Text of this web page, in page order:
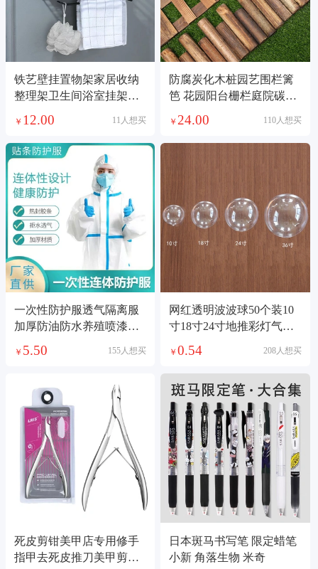
铁艺壁挂置物架家居收纳
整理架卫生间浴室挂架铁
￥ 12.00 11人想买
防腐炭化木桩园艺围栏篱
笆 花园阳台栅栏庭院碳化
￥ 24.00 110人想买
一次性防护服透气隔离服
加厚防油防水养殖喷漆全
￥ 5.50 155人想买
网红透明波波球50个装10
寸18寸24寸地推彩灯气球
￥0.54 208人想买
死皮剪钳美甲店专用修手
指甲去死皮推刀美甲剪刀
日本斑马书写笔 限定蜡笔
小新 角落生物 米奇